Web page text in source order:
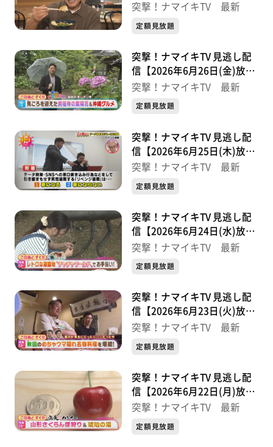
分】
突撃！ナマイキTV 最新
定額見放題
突撃！ナマイキTV 見逃し配
信【2026年6月26日(金)放送
分】
突撃！ナマイキTV 最新
定額見放題
突撃！ナマイキTV 見逃し配
信【2026年6月25日(木)放送
分】
突撃！ナマイキTV 最新
定額見放題
突撃！ナマイキTV 見逃し配
信【2026年6月24日(水)放送
分】
突撃！ナマイキTV 最新
定額見放題
突撃！ナマイキTV 見逃し配
信【2026年6月23日(火)放送
分】
突撃！ナマイキTV 最新
定額見放題
突撃！ナマイキTV 見逃し配
信【2026年6月22日(月)放送
分】
突撃！ナマイキTV 最新
定額見放題